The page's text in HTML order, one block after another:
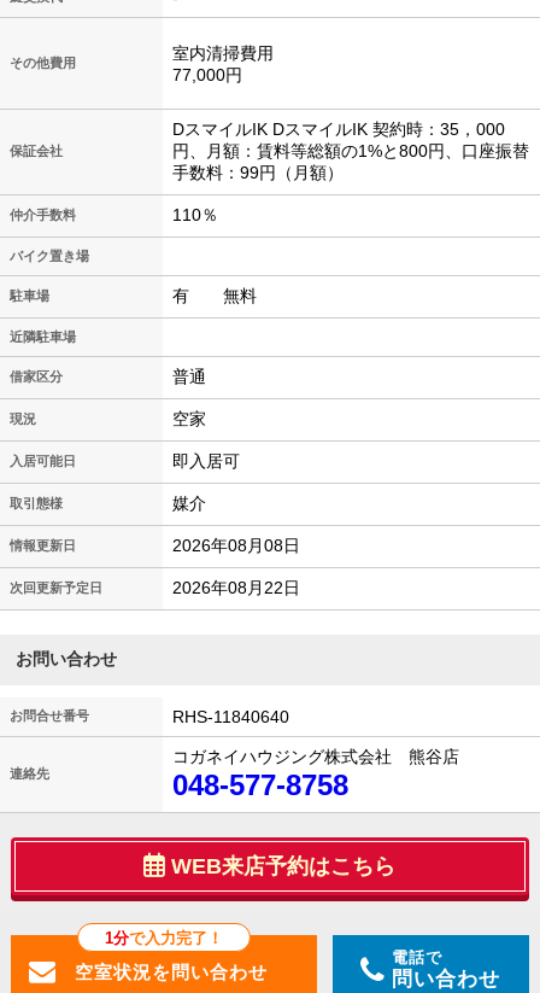
その他費用
室内清掃費用
77,000円
保証会社
DスマイルIK DスマイルIK 契約時：35，000
円、月額：賃料等総額の1%と800円、口座振替
手数料：99円（月額）
仲介手数料 110％
バイク置き場
駐車場 有 無料
近隣駐車場
借家区分 普通
現況 空家
入居可能日 即入居可
取引態様 媒介
情報更新日 2026年08月08日
次回更新予定日 2026年08月22日
お問い合わせ
お問合せ番号 RHS-11840640
連絡先
コガネイハウジング株式会社 熊谷店
048-577-8758
WEB来店予約はこちら
1分で入力完了！
電話で
問い合わせ